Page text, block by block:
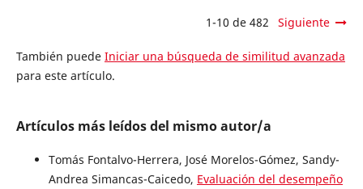
1-10 de 482 Siguiente
También puede Iniciar una búsqueda de similitud avanzada
para este artículo.
Artículos más leídos del mismo autor/a
Tomás Fontalvo-Herrera, José Morelos-Gómez, Sandy-
Andrea Simancas-Caicedo, Evaluación del desempeño